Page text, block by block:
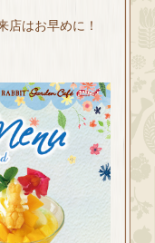
店はお早めに！